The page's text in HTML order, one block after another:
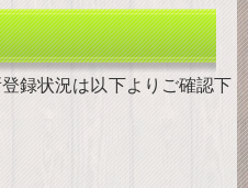
録状況は以下よりご確認下